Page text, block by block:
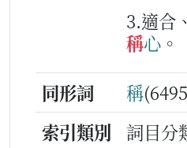
3.適合
稱心 。
同形詞
稱
索引類別 詞目分